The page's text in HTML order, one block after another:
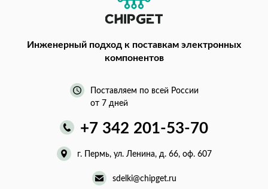
Инженерный подход к поставкам электронных
компонентов
Поставляем по всей России
от 7 дней
+7 342 201-53-70
г. Пермь, ул. Ленина, д. 66, оф. 607
sdelki@chipget.ru